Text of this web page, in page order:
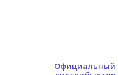
Официальный